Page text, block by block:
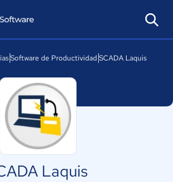
Software de Productividad SCADA Laquis
Laquis